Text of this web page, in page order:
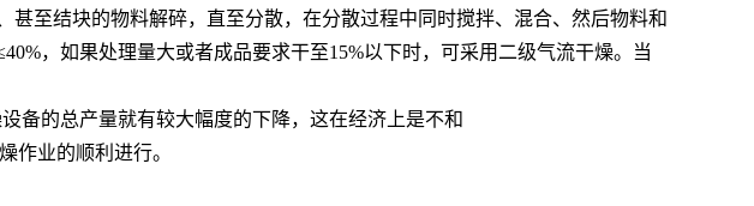
至结块的物料解碎，直至分散，在分散过程中同时搅拌、混合、然后物料和
，如果处理量大或者成品要求干至15%以下时，可采用二级气流干燥。当
备的总产量就有较大幅度的下降，这在经济上是不和
作业的顺利进行。